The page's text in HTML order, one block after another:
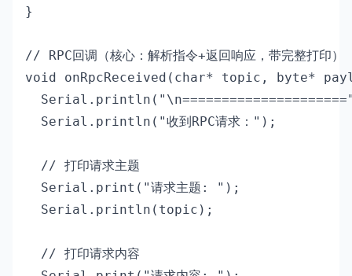
}
// RPC回调（核心：解析指令+返回响应，带完整打印）
void onRpcReceived(char* topic, byte*
  Serial.println("收到RPC请求：");
  // 打印请求主题
  Serial.print("请求主题: ");
  Serial.println(topic);
  // 打印请求内容